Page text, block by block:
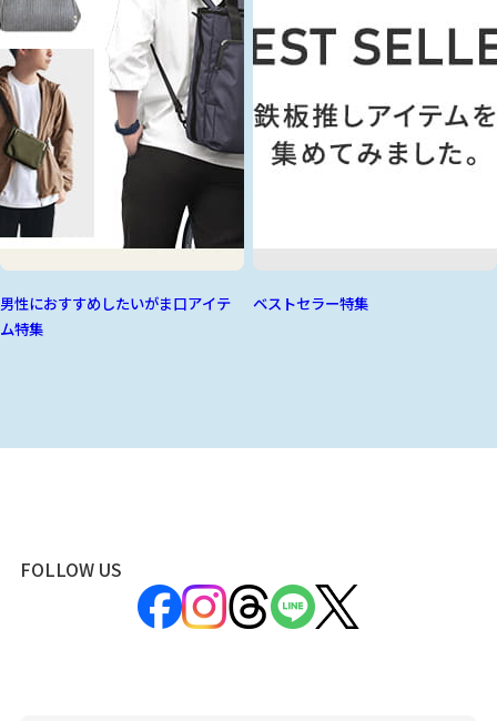
男性におすすめしたいがま口アイテ
ム特集
ベストセラー特集
FOLLOW US